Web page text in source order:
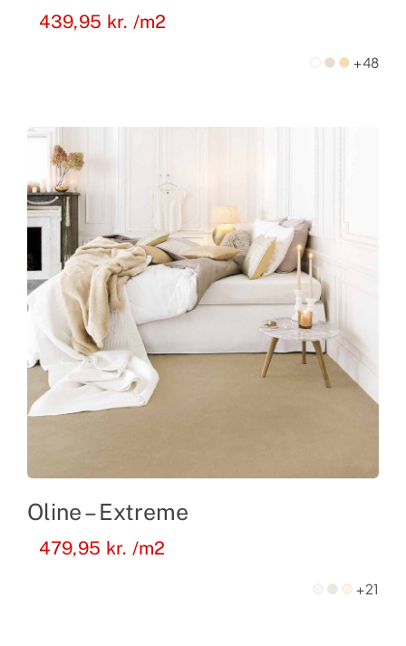
439,95 kr. /m2
+48
Oline – Extreme
479,95 kr. /m2
+21